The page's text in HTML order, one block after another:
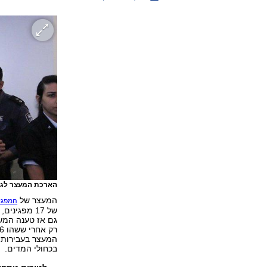
הארכת המעצר
המעצר של
גם אז טענה
המעצר
בכחולי המדים.